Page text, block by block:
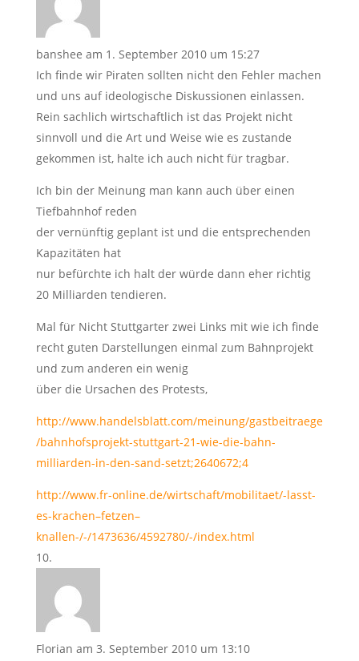
banshee am 1. September 2010 um 15:27
Ich finde wir Piraten sollten nicht den Fehler machen
und uns auf ideologische Diskussionen einlassen.
Rein sachlich wirtschaftlich ist das Projekt nicht
sinnvoll und die Art und Weise wie es zustande
gekommen ist, halte ich auch nicht für tragbar.
Ich bin der Meinung man kann auch über einen
Tiefbahnhof reden
der vernünftig geplant ist und die entsprechenden
Kapazitäten hat
nur befürchte ich halt der würde dann eher richtig
20 Milliarden tendieren.
Mal für Nicht Stuttgarter zwei Links mit wie ich finde
recht guten Darstellungen einmal zum Bahnprojekt
und zum anderen ein wenig
über die Ursachen des Protests,
http://www.handelsblatt.com/meinung/gastbeitraege
/bahnhofsprojekt-stuttgart-21-wie-die-bahn-
milliarden-in-den-sand-setzt;2640672;4
http://www.fr-online.de/wirtschaft/mobilitaet/-lasst-
es-krachen–fetzen–
knallen-/-/1473636/4592780/-/index.html
Florian am 3. September 2010 um 13:10